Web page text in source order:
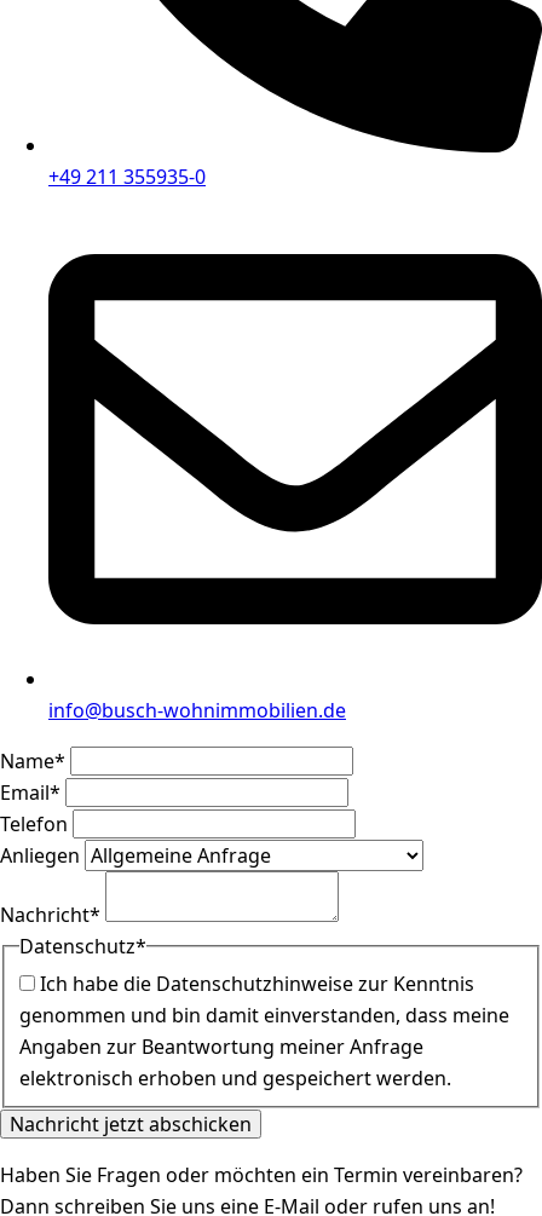
+49 211 355935-0
info@busch-wohnimmobilien.de
Name*
Email*
Telefon
Anliegen
Nachricht*
Datenschutz*
Ich habe die Datenschutzhinweise zur Kenntnis
genommen und bin damit einverstanden, dass meine
Angaben zur Beantwortung meiner Anfrage
elektronisch erhoben und gespeichert werden.
Nachricht jetzt abschicken
Haben Sie Fragen oder möchten ein Termin vereinbaren?
Dann schreiben Sie uns eine E-Mail oder rufen uns an!